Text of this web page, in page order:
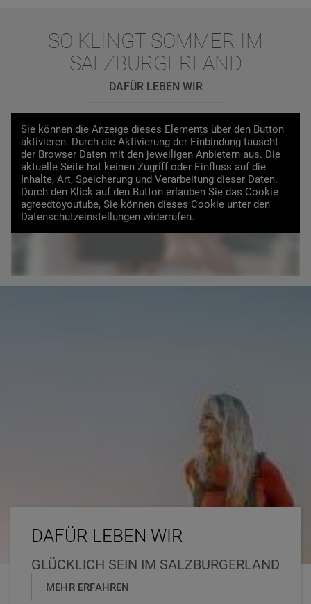
SO KLINGT SOMMER IM
SALZBURGERLAND
DAFÜR LEBEN WIR
klingt
Sommer
im
SalzburgerLand
So
klingt
der
VIDEO LADEN
Sie können die Anzeige dieses Elements über den Button
aktivieren. Durch die Aktivierung der Einbindung tauscht
der Browser Daten mit den jeweiligen Anbietern aus. Die
aktuelle Seite hat keinen Zugriff oder Einfluss auf die
Inhalte, Art, Speicherung und Verarbeitung dieser Daten.
Durch den Klick auf den Button erlauben Sie das Cookie
agreedtoyoutube, Sie können dieses Cookie unter den
Datenschutzeinstellungen widerrufen.
DAFÜR LEBEN WIR
GLÜCKLICH SEIN IM SALZBURGERLAND
MEHR ERFAHREN